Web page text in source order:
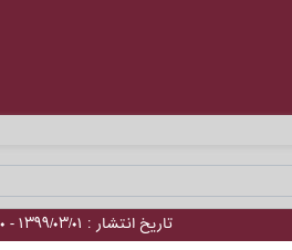
تاریخ انتشار : ۱۳۹۹/۰۳/۰۱ - ۱۶:۴۰